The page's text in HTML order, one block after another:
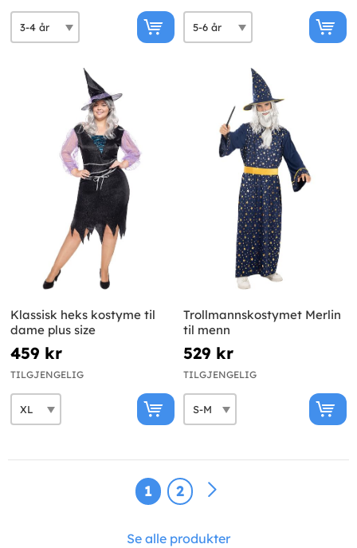
Klassisk heks kostyme til
dame plus size
459 kr
TILGJENGELIG
Trollmannskostymet Merlin
til menn
529 kr
TILGJENGELIG
1 2
Se alle produkter